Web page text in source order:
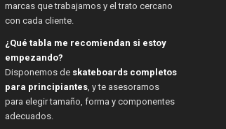
marcas que trabajamos y el trato cercano
con cada cliente.
¿Qué tabla me recomiendan si estoy
empezando?
Disponemos de skateboards completos
para principiantes, y te asesoramos
para elegir tamaño, forma y componentes
adecuados.